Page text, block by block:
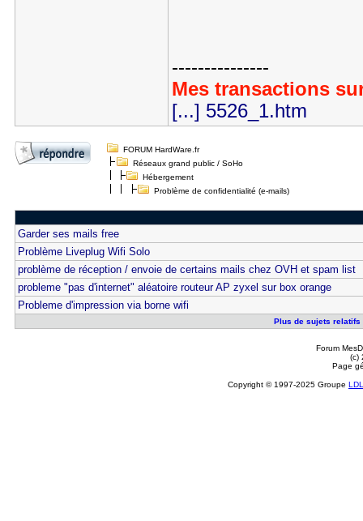
---------------
Mes transactions
[...] 5526_1.htm
FORUM HardWare.fr
Réseaux grand public / SoHo
Hébergement
Problème de confidentialité (e-mails)
Garder ses mails free
Problème Liveplug Wifi Solo
problème de réception / envoie de certains mails chez OVH et spam list
probleme "pas d'internet" aléatoire routeur AP zyxel sur box orange
Probleme d'impression via borne wifi
Plus de sujets relatifs
Forum
(c)
Page
Copyright © 1997-2025 Groupe